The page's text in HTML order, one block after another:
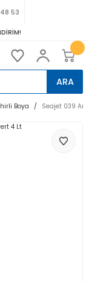
53
ARA
Boya Seajet 039